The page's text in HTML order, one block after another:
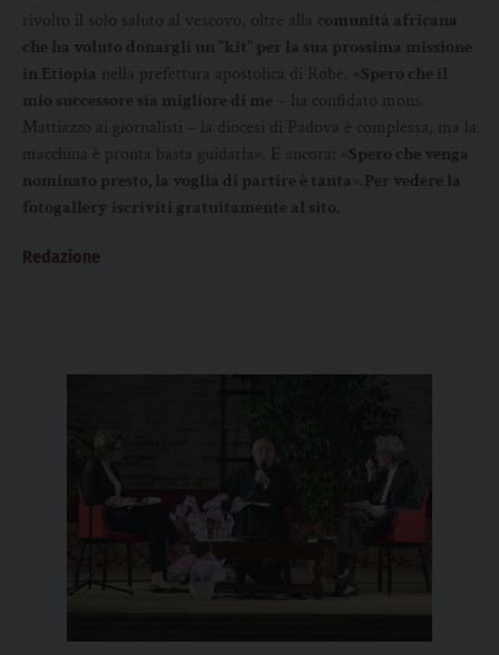
rivolto il solo saluto al vescovo, oltre alla c omunità africana
che ha voluto donargli un "kit" per la sua prossima missione
in Etiopia nella prefettura apostolica di Robe. « Spero che il
mio successore sia migliore di me – ha confidato mons.
Mattiazzo ai giornalisti – la diocesi di Padova è complessa, ma la
macchina è pronta basta guidarla». E ancora: « Spero che venga
nominato presto, la voglia di partire è tanta
Per vedere la
fotogallery iscriviti gratuitamente al sito.
Redazione